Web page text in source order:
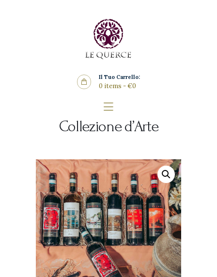
Il Tuo Carrello:
0 items -€0
Collezione d’Arte